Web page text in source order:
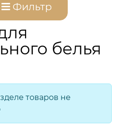
Фильтр
белья
товаров не